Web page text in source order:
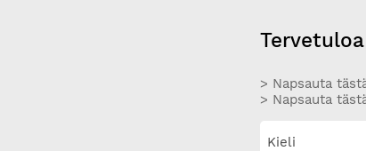
> Napsauta
> Napsauta
Kieli